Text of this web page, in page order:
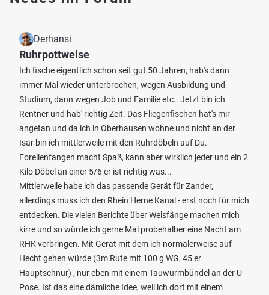
Derhansi
Ruhrpottwelse
Ich fische eigentlich schon seit gut 50 Jahren, hab's dann
immer Mal wieder unterbrochen, wegen Ausbildung und
Studium, dann wegen Job und Familie etc.. Jetzt bin ich
Rentner und hab' richtig Zeit. Das Fliegenfischen hat's mir
angetan und da ich in Oberhausen wohne und nicht an der
Isar bin ich mittlerweile mit den Ruhrdöbeln auf Du.
Forellenfangen macht Spaß, kann aber wirklich jeder und ein 2
Kilo Döbel an einer 5/6 er ist richtig was...
Mittlerweile habe ich das passende Gerät für Zander,
allerdings muss ich den Rhein Herne Kanal - erst noch für mich
entdecken. Die vielen Berichte über Welsfänge machen mich
kirre und so würde ich gerne Mal probehalber eine Nacht am
RHK verbringen. Mit Gerät mit dem ich normalerweise auf
Hecht gehen würde (3m Rute mit 100 g WG, 45 er
Hauptschnur) , nur eben mit einem Tauwurmbündel an der U -
Pose. Ist das eine dämliche Idee, weil ich dort mit einem